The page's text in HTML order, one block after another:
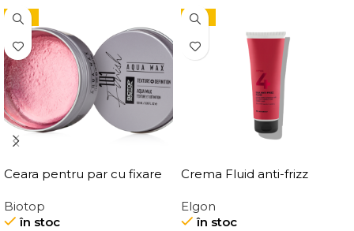
-15%
Ceara pentru par cu fixare
Texture Definition
Biotop
în stoc
-15%
Crema Fluid anti-frizz
Slick Anti-Frizz Fluid
Elgon
în stoc